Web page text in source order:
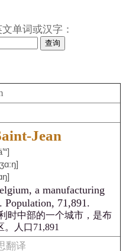
单词或汉字：
Jean
a manufacturing
Population, 71,891.
时中部的一个城市，是布
人口71,891
翻译